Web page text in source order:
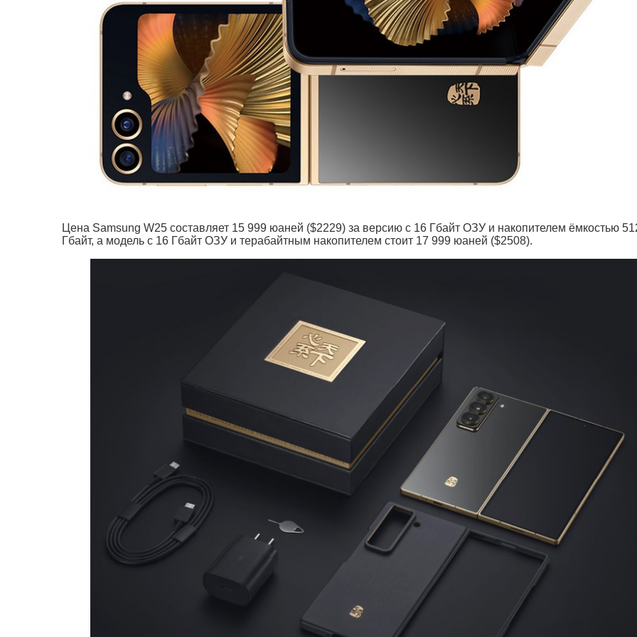
Цена Samsung W25 составляет 15 999 юаней ($2229) за версию c 16 Гбайт ОЗУ и накопителем ёмкостью
Гбайт, а модель с 16 Гбайт ОЗУ и терабайтным накопителем стоит 17 999 юаней ($2508).